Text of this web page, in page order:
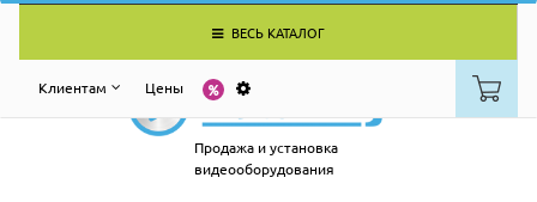
ВЕСЬ КАТАЛОГ
Клиентам Цены
Продажа и установка
видеооборудования